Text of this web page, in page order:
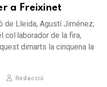
a Freixinet
de Lleida, Agustí Jiménez;
col·laborador de la fira,
dimarts la cinquena la
Redacció